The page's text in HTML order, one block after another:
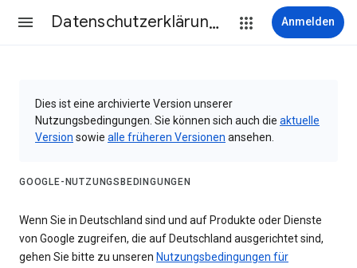
Datenschutzerklärung & Nutzungsbedingungen Anmelden
Dies ist eine archivierte Version unserer
Nutzungsbedingungen. Sie können sich auch die aktuelle
Version sowie alle früheren Versionen ansehen.
GOOGLE-NUTZUNGSBEDINGUNGEN
Wenn Sie in Deutschland sind und auf Produkte oder Dienste
von Google zugreifen, die auf Deutschland ausgerichtet sind,
gehen Sie bitte zu unseren Nutzungsbedingungen für